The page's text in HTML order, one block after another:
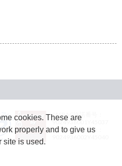
JASRAC許諾番号：
9024936001Y45037
JASRAC許諾番号：
cookies. These are
properly and to give us
site is used.